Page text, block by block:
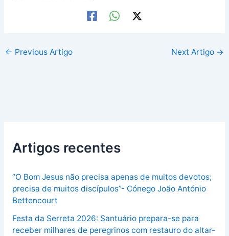
← Previous Artigo Next Artigo →
Artigos recentes
“O Bom Jesus não precisa apenas de muitos devotos;
precisa de muitos discípulos”- Cónego João António
Bettencourt
Festa da Serreta 2026: Santuário prepara-se para
receber milhares de peregrinos com restauro do altar-